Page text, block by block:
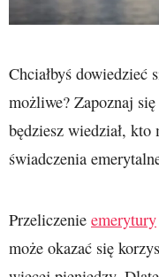
Chciałbyś dowiedzieć
możliwe? Zapoznaj
będziesz wiedział, kto
świadczenia
Przeliczenie emerytury
może okazać się